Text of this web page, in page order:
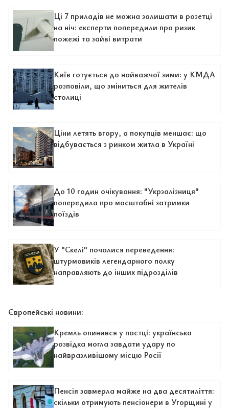
Ці 7 приладів не можна залишати в розетці
на ніч: експерти попередили про ризик
пожежі та зайві витрати
Київ готується до найважчої зими: у КМДА
розповіли, що зміниться для жителів
столиці
Ціни летять вгору, а покупців меншає: що
відбувається з ринком житла в Україні
До 10 годин очікування: "Укрзалізниця"
попередила про масштабні затримки
поїздів
У "Скелі" почалися переведення:
штурмовиків легендарного полку
направляють до інших підрозділів
Європейські новини:
Кремль опинився у пастці: українська
розвідка могла завдати удару по
найвразливішому місцю Росії
Пенсія завмерла майже на два десятиліття:
скільки отримують пенсіонери в Угорщині у